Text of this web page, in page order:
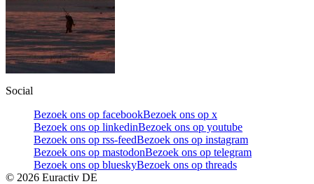
Social
Bezoek ons op facebookBezoek ons op x
Bezoek ons op linkedinBezoek ons op youtube
Bezoek ons op rss-feedBezoek ons op instagram
Bezoek ons op mastodonBezoek ons op telegram
Bezoek ons op blueskyBezoek ons op threads
© 2026 Euractiv DE